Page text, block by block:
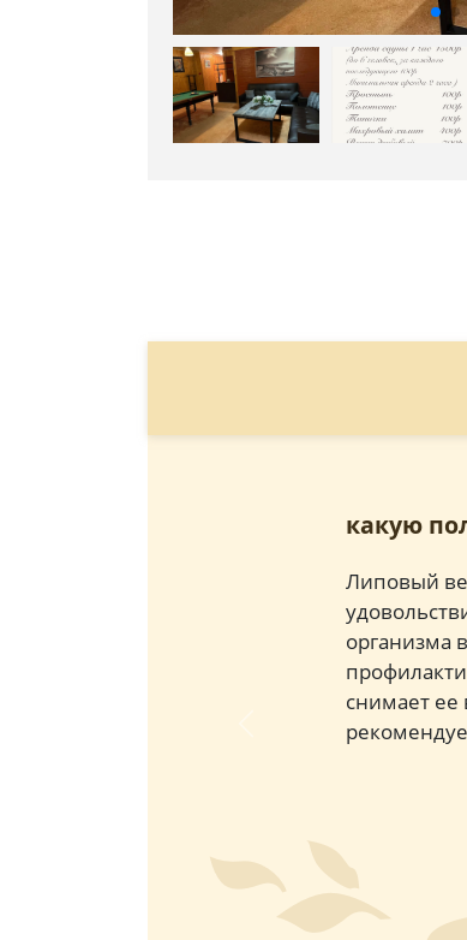
какую
Липовый
организма
снимает ее